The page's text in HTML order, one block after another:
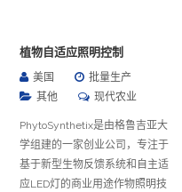
植物自适应照明控制
美国
批量生产
其他
现代农业
PhytoSynthetix是由格鲁吉亚大
学组建的一家创业公司，专注于
基于新型生物反馈系统和自主适
应LED灯的商业用途作物照明技